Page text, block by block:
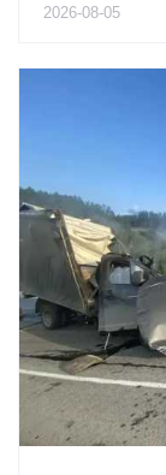
2026-08-05